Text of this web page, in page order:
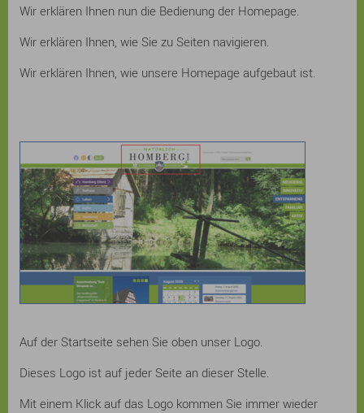
Wir erklären Ihnen nun die Bedienung der Homepage.
Wir erklären Ihnen, wie Sie zu Seiten navigieren.
Wir erklären Ihnen, wie unsere Homepage aufgebaut ist.
Auf der Startseite sehen Sie oben unser Logo.
Dieses Logo ist auf jeder Seite an dieser Stelle.
Mit einem Klick auf das Logo kommen Sie immer wieder